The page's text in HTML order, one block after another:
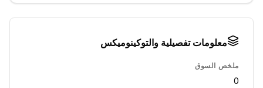
معلومات تفصيلية والتوكينوميكس
ملخص السوق
0